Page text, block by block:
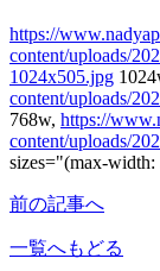
https://
content/uploads/
1024x505.jpg
content/uploads/
768w, https://
content/uploads/
sizes="(max-
前の記事へ
一覧へもどる